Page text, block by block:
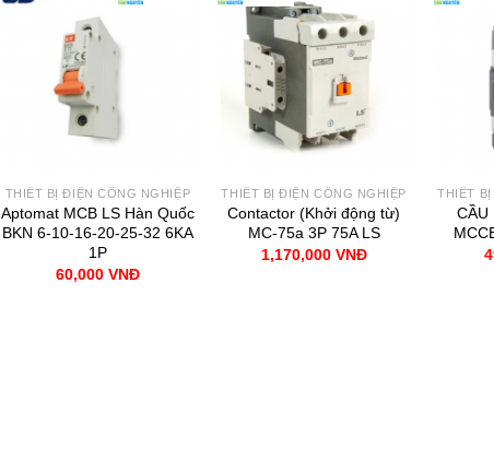
THIẾT BỊ ĐIỆN CÔNG NGHIỆP
Aptomat MCB LS Hàn Quốc
BKN 6-10-16-20-25-32 6KA
1P
60,000 VNĐ
THIẾT BỊ ĐIỆN CÔNG NGHIỆP
Contactor (Khởi động từ)
MC-75a 3P 75A LS
1,170,000 VNĐ
THIẾT
CẦU